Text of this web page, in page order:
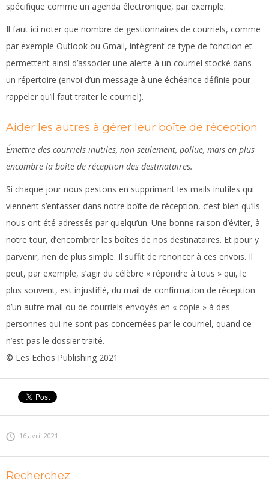
spécifique comme un agenda électronique, par exemple.
Il faut ici noter que nombre de gestionnaires de courriels, comme
par exemple Outlook ou Gmail, intègrent ce type de fonction et
permettent ainsi d’associer une alerte à un courriel stocké dans
un répertoire (envoi d’un message à une échéance définie pour
rappeler qu’il faut traiter le courriel).
Aider les autres à gérer leur boîte de réception
Émettre des courriels inutiles, non seulement, pollue, mais en plus
encombre la boîte de réception des destinataires.
Si chaque jour nous pestons en supprimant les mails inutiles qui
viennent s’entasser dans notre boîte de réception, c’est bien qu’ils
nous ont été adressés par quelqu’un. Une bonne raison d’éviter, à
notre tour, d’encombrer les boîtes de nos destinataires. Et pour y
parvenir, rien de plus simple. Il suffit de renoncer à ces envois. Il
peut, par exemple, s’agir du célèbre « répondre à tous » qui, le
plus souvent, est injustifié, du mail de confirmation de réception
d’un autre mail ou de courriels envoyés en « copie » à des
personnes qui ne sont pas concernées par le courriel, quand ce
n’est pas le dossier traité.
© Les Echos Publishing 2021
16 avril 2021
Recherchez